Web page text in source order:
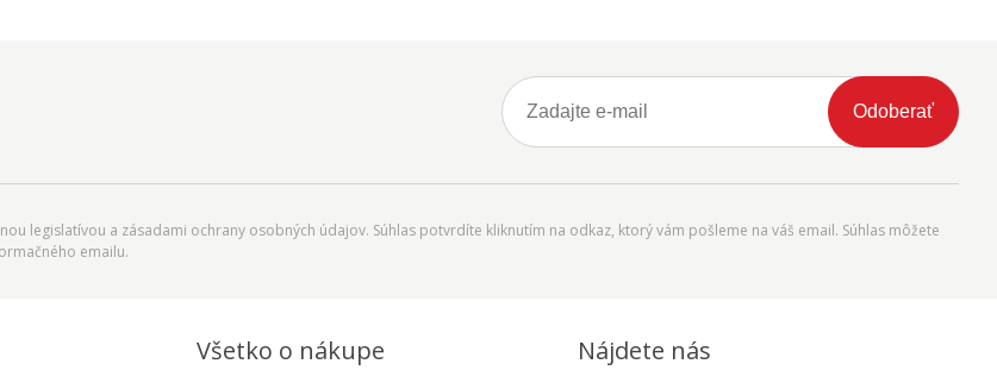
Odoberať
legislatívou a zásadami ochrany osobných údajov. Súhlas potvrdíte kliknutím na odkaz, ktorý vám pošleme na váš email. Súhlas môžete
emailu.
Všetko o nákupe Nájdete nás